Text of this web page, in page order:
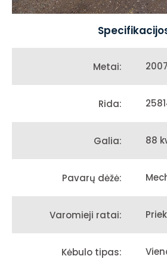
Metai:
Rida:
Galia: 88
Pavarų dėžė:
Varomieji ratai:
Kėbulo tipas: